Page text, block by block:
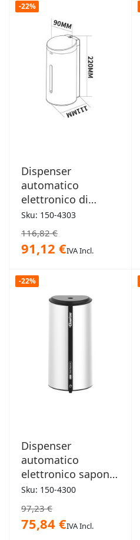
-22%
Dispenser
automatico
elettronico di
sapone
igienizzante
Toronto
Sku: 150-4303
116,82 €
91,12 €IVA Incl.
-22%
Dispenser
automatico
elettronico sapone
igienizzante anti-
furto Denver
Sku: 150-4300
97,23 €
75,84 €IVA Incl.